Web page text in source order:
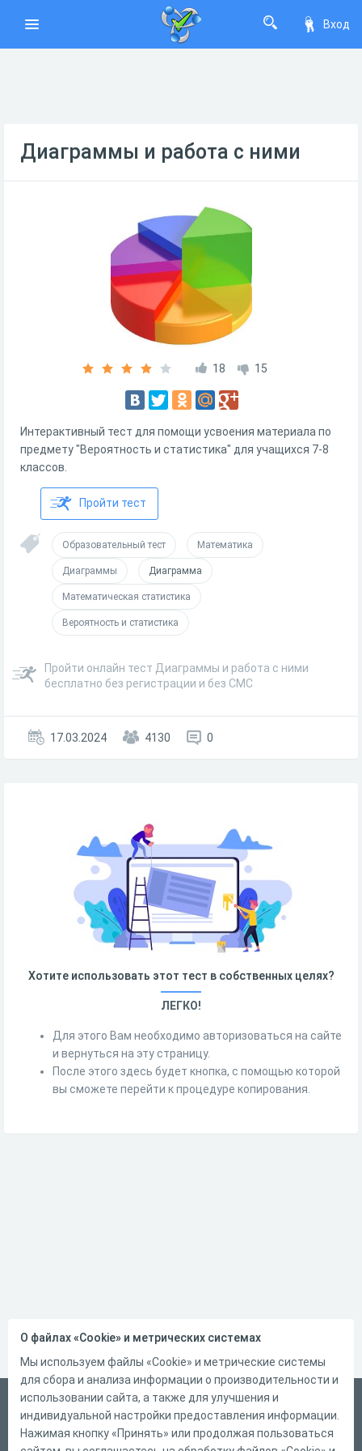
Вход
Диаграммы и работа с ними
18 15
Интерактивный тест для помощи усвоения материала по
предмету "Вероятность и статистика" для учащихся 7-8
классов.
Пройти тест
Образовательный тест Математика
Диаграммы Диаграмма
Математическая статистика
Вероятность и статистика
Пройти онлайн тест Диаграммы и работа с ними
бесплатно без регистрации и без СМС
17.03.2024 4130 0
Хотите использовать этот тест в собственных целях?
ЛЕГКО!
Для этого Вам необходимо авторизоваться на сайте
и вернуться на эту страницу.
После этого здесь будет кнопка, с помощью которой
вы сможете перейти к процедуре копирования.
Русский
Справка
О файлах «Cookie» и метрических системах
Мы используем файлы «Cookie» и метрические системы
для сбора и анализа информации о производительности и
использовании сайта, а также для улучшения и
индивидуальной настройки предоставления информации.
Нажимая кнопку «Принять» или продолжая пользоваться